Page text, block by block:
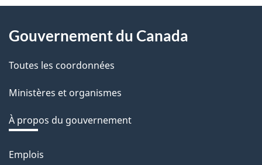
v
o
t
r
r
é
t
r
About
this
site
Gouvernement du Canada
Toutes les coordonnées
Ministères et organismes
À propos du gouvernement
Thèmes
Emplois